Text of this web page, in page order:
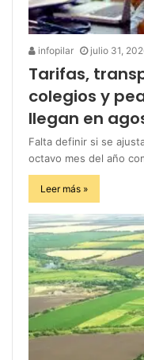
infopilar julio 31,
Tarifas,
colegios y
llegan en
Falta definir si se
octavo mes del año
Leer más »